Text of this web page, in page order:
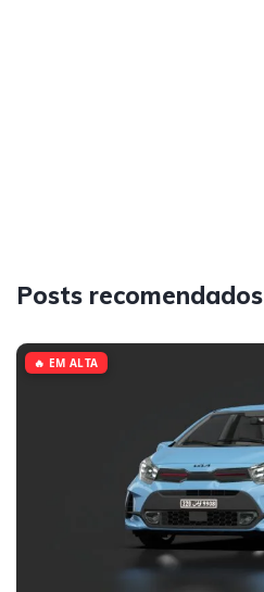
Posts recomendados
🔥 EM ALTA